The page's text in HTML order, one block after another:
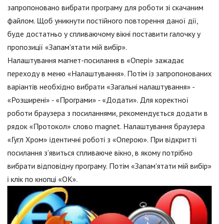
запропоновано вибрати програму для роботи зі скачаним
файлом. Щоб уникнути постійного повторення даної дії,
буде достатньо у спливаючому вікні поставити галочку у
пропозиції «Запам'ятати мій вибір».
Налаштування магнет-посилання в «Опері» зажадає
переходу в меню «Налаштування». Потім із запропонованих
варіантів необхідно вибрати «Загальні налаштування» -
«Розширені» - «Програми» - «Додати». Для коректної
роботи браузера з посиланнями, рекомендується додати в
рядок «Протокол» слово magnet. Налаштування браузера
«Гугл Хром» ідентичні роботі з «Оперою». При відкритті
посилання з'явиться спливаюче вікно, в якому потрібно
вибрати відповідну програму. Потім «Запам'ятати мій вибір»
і клік по кнопці «ОК».